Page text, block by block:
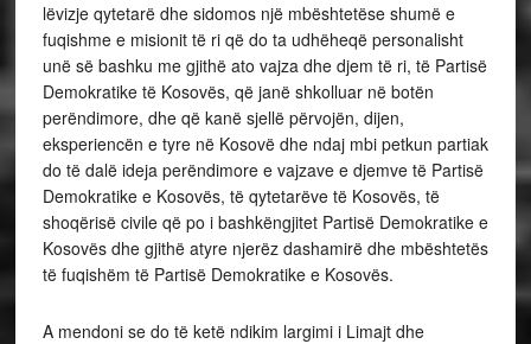
lëvizje qytetarë dhe sidomos një mbështetëse shumë e
fuqishme e misionit të ri që do ta udhëheqë personalisht
unë së bashku me gjithë ato vajza dhe djem të ri, të Partisë
Demokratike të Kosovës, që janë shkolluar në botën
perëndimore, dhe që kanë sjellë përvojën, dijen,
eksperiencën e tyre në Kosovë dhe ndaj mbi petkun partiak
do të dalë ideja perëndimore e vajzave e djemve të Partisë
Demokratike e Kosovës, të qytetarëve të Kosovës, të
shoqërisë civile që po i bashkëngjitet Partisë Demokratike e
Kosovës dhe gjithë atyre njerëz dashamirë dhe mbështetës
të fuqishëm të Partisë Demokratike e Kosovës.
A mendoni se do të ketë ndikim largimi i Limajt dhe